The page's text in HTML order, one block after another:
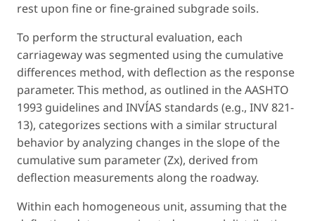
rest upon fine or fine-grained subgrade soils.
To perform the structural evaluation, each
carriageway was segmented using the cumulative
differences method, with deflection as the response
parameter. This method, as outlined in the AASHTO
1993 guidelines and INVÍAS standards (e.g., INV 821-
13), categorizes sections with a similar structural
behavior by analyzing changes in the slope of the
cumulative sum parameter (Zx), derived from
deflection measurements along the roadway.
Within each homogeneous unit, assuming that the